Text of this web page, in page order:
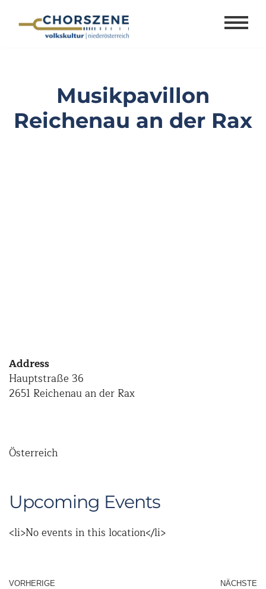
Musikpavillon
Reichenau an der Rax
Address
Hauptstraße 36
2651 Reichenau an der Rax
Österreich
Upcoming Events
<li>No events in this location</li>
VORHERIGE NÄCHSTE